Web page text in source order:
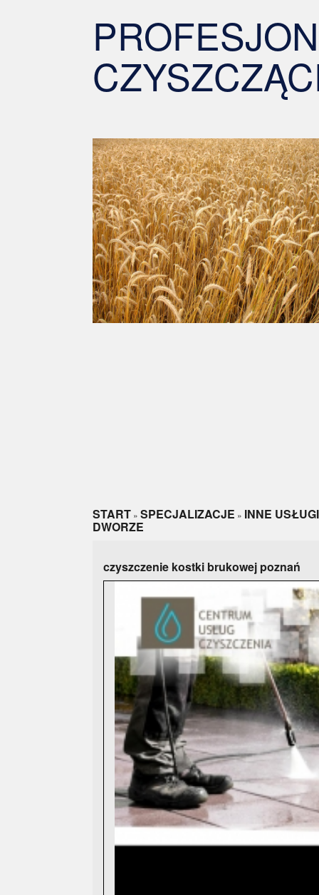
START » SPECJALIZACJE » INNE USŁUGI
DWORZE
czyszczenie kostki brukowej poznań